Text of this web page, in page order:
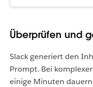
Überprüfen und
Slack generiert den
Prompt. Bei
einige Minuten